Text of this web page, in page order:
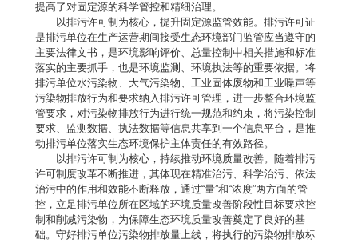
提高了对固定源的科学管控和精细治理。
以排污许可制为核心，提升固定源监管效能。排污许可证
是排污单位在生产运营期间接受生态环境部门监管应当遵守的
主要法律文书，是环境影响评价、总量控制中相关措施和标准
落实的主要抓手，也是环境监测、环境执法等的重要依据。将
排污单位水污染物、大气污染物、工业固体废物和工业噪声等
污染物排放行为和要求纳入排污许可管理，进一步整合环境监
管要求，对污染物排放行为进行统一规范和约束，将污染控制
要求、监测数据、执法数据等信息共享到一个信息平台，是推
动排污单位落实生态环境保护主体责任的有效路径。
以排污许可制为核心，持续推动环境质量改善。随着排污
许可制度改革不断推进，其体现在精准治污、科学治污、依法
治污中的作用和效能不断释放，通过“量”和“浓度”两方面的管
控，立足排污单位所在区域的环境质量改善阶段性目标要求控
制和削减污染物，为保障生态环境质量改善奠定了良好的基
础。守好排污单位污染物排放量上线，将执行的污染物排放标